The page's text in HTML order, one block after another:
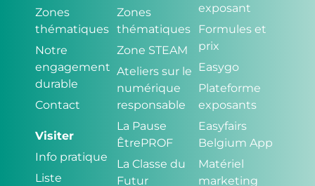
Zones
thématiques
Notre
engagement
durable
Contact
Visiter
Info pratique
Liste
Zones
thématiques
Zone STEAM
Ateliers sur le
numérique
responsable
La Pause
ÊtrePROF
La Classe du
Futur
exposant
Formules et
prix
Easygo
Plateforme
exposants
Easyfairs
Belgium App
Matériel
marketing